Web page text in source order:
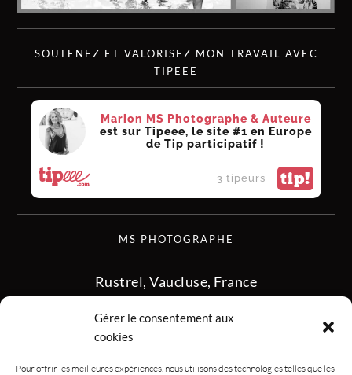
Gérer le consentement aux
cookies
Pour offrir les meilleures expériences, nous utilisons des technologies telles que les
SOUTENEZ ET VALORISEZ MON TRAVAIL AVEC
TIPEEE
Marion MS Photographe & Auteure
est sur Tipeee, le site #1 en Europe
de Tip participatif !
3 tipeurs tip!
MS PHOTOGRAPHE
Rustrel, Vaucluse, France
06.08.50.16.28
contact.msphotographe (at) gmail.com